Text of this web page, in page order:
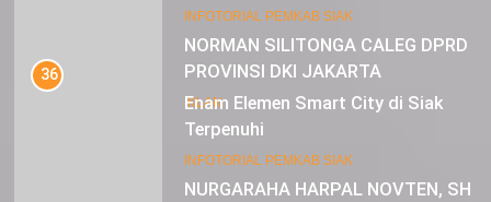
NORMAN SILITONGA CALEG DPRD
PROVINSI DKI JAKARTA
IKLAN
NURGARAHA HARPAL NOVTEN, SH
Muda
INFOTORIAL PEMKAB SIAK
36
Enam Elemen Smart City di Siak
Terpenuhi
INFOTORIAL PEMKAB SIAK